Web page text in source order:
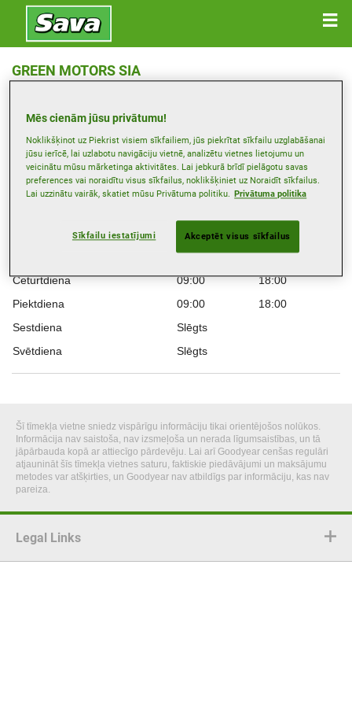
GREEN MOTORS SIA
Saņemt norādes
Darba laiki
09:00
18:00
09:00
18:00
Ceturtdiena
09:00
18:00
Piektdiena
09:00
18:00
Sestdiena
Slēgts
Svētdiena
Slēgts
Šī tīmekļa vietne sniedz vispārīgu informāciju tikai orientējošos nolūkos.
Informācija nav saistoša, nav izsmeļoša un nerada līgumsaistības, un tā
jāpārbauda kopā ar attiecīgo pārdevēju. Lai arī Goodyear cenšas regulāri
atjaunināt šīs tīmekļa vietnes saturu, faktiskie piedāvājumi un maksājumu
metodes var atšķirties, un Goodyear nav atbildīgs par informāciju, kas nav
pareiza.
Legal Links
Mēs cienām jūsu privātumu!
Noklikšķinot uz Piekrist visiem sīkfailiem, jūs piekrītat sīkfailu uzglabāšanai
jūsu ierīcē, lai uzlabotu navigāciju vietnē, analizētu vietnes lietojumu un
veicinātu mūsu mārketinga aktivitātes. Lai jebkurā brīdī pielāgotu savas
preferences vai noraidītu visus sīkfailus, noklikšķiniet uz Noraidīt sīkfailus.
Lai uzzinātu vairāk, skatiet mūsu Privātuma politiku. Privātuma politika
Sīkfailu iestatījumi Akceptēt visus sīkfailus